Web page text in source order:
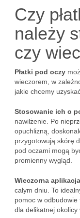
Czy
należy
czy
Płatki pod oczy
wieczorem, w
jakie chcemy
Stosowanie ich o
nawilżenie. Po
opuchlizną,
przygotowują skórę
pod oczami mogą
promienny wygląd.
Wieczorna
całym dniu. To
pomoc w
dla delikatnej okolicy